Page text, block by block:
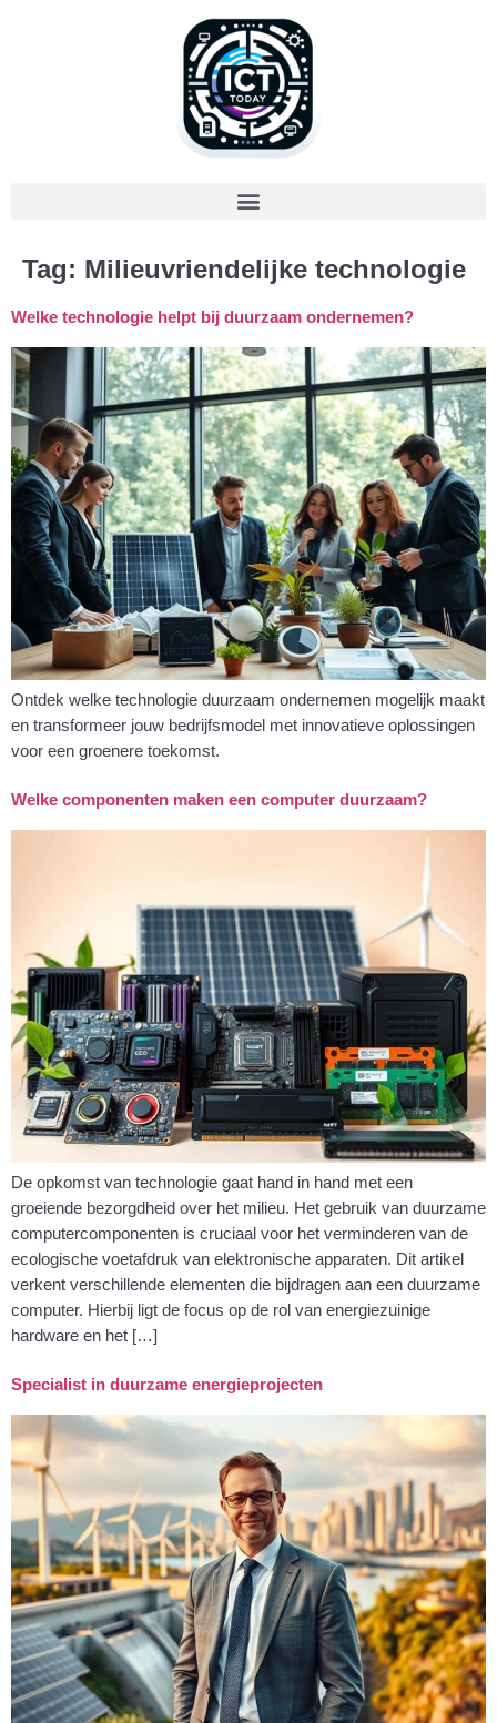
Tag: Milieuvriendelijke technologie
Welke technologie helpt bij duurzaam ondernemen?
Ontdek welke technologie duurzaam ondernemen mogelijk maakt
en transformeer jouw bedrijfsmodel met innovatieve oplossingen
voor een groenere toekomst.
Welke componenten maken een computer duurzaam?
De opkomst van technologie gaat hand in hand met een
groeiende bezorgdheid over het milieu. Het gebruik van duurzame
computercomponenten is cruciaal voor het verminderen van de
ecologische voetafdruk van elektronische apparaten. Dit artikel
verkent verschillende elementen die bijdragen aan een duurzame
computer. Hierbij ligt de focus op de rol van energiezuinige
hardware en het […]
Specialist in duurzame energieprojecten